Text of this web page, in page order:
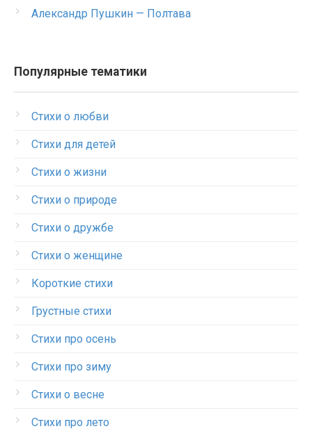
Александр Пушкин — Полтава
Популярные тематики
Стихи о любви
Стихи для детей
Стихи о жизни
Стихи о природе
Стихи о дружбе
Стихи о женщине
Короткие стихи
Грустные стихи
Стихи про осень
Стихи про зиму
Стихи о весне
Стихи про лето